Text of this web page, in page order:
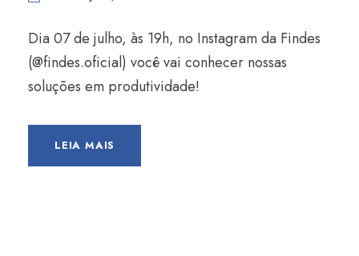
Dia 07 de julho, às 19h, no Instagram da Findes
(@findes.oficial) você vai conhecer nossas
soluções em produtividade!
LEIA MAIS